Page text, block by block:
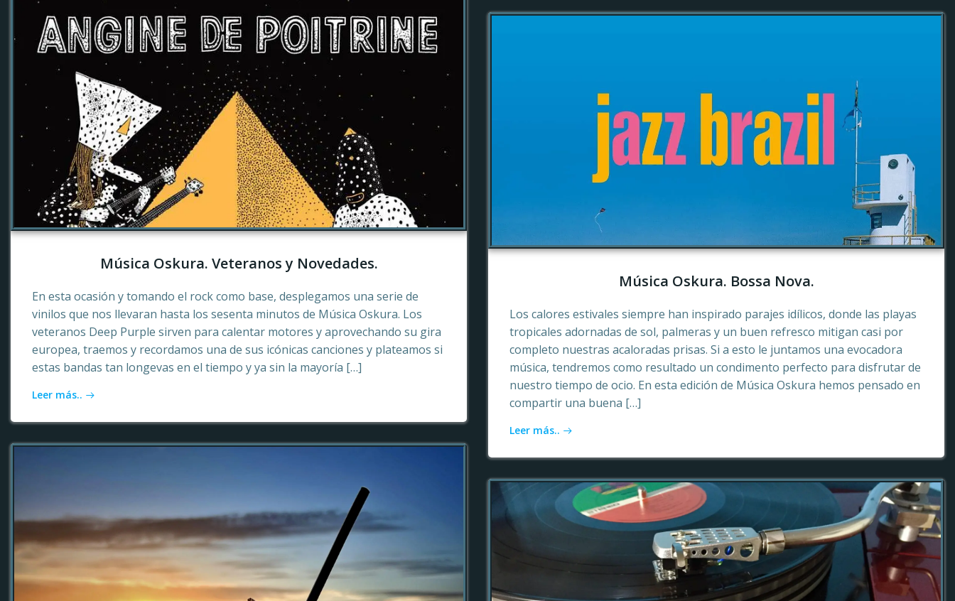
Música Oskura. Veteranos y Novedades.
En esta ocasión y tomando el rock como base, desplegamos una serie de
vinilos que nos llevaran hasta los sesenta minutos de Música Oskura. Los
veteranos Deep Purple sirven para calentar motores y aprovechando su gira
europea, traemos y recordamos una de sus icónicas canciones y plateamos si
estas bandas tan longevas en el tiempo y ya sin la mayoría […]
Leer más..
Música Oskura. Bossa Nova.
Los calores estivales siempre han inspirado parajes idílicos, donde las playas
tropicales adornadas de sol, palmeras y un buen refresco mitigan casi por
completo nuestras acaloradas prisas. Si a esto le juntamos una evocadora
música, tendremos como resultado un condimento perfecto para disfrutar de
nuestro tiempo de ocio. En esta edición de Música Oskura hemos pensado en
compartir una buena […]
Leer más..